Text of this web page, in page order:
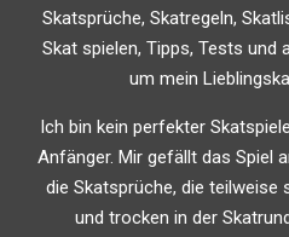
Skatsprüche, Skatregeln,
Skat spielen, Tipps, Tests und
um mein
Ich bin kein perfekter
Anfänger. Mir gefällt das Spiel
die Skatsprüche, die teilweise
und trocken in der